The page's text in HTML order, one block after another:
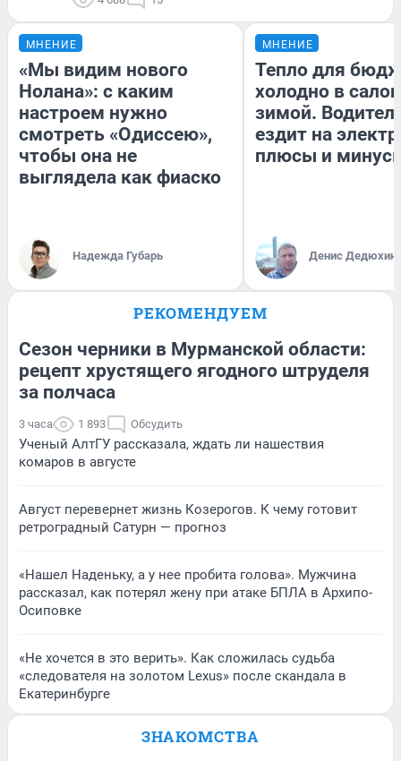
МНЕНИЕ
«Мы видим нового
Нолана»: с каким
настроем нужно
смотреть «Одиссею»,
чтобы она не
выглядела как фиаско
Надежда Губарь
МНЕНИЕ
Тепло для
холодно в
зимой.
ездит на
плюсы и
Денис Дедюхин
РЕКОМЕНДУЕМ
Сезон черники в Мурманской области:
рецепт хрустящего ягодного штруделя
за полчаса
3 часа 1 893 Обсудить
Ученый АлтГУ рассказала, ждать ли нашествия
комаров в августе
Август перевернет жизнь Козерогов. К чему готовит
ретроградный Сатурн — прогноз
«Нашел Наденьку, а у нее пробита голова». Мужчина
рассказал, как потерял жену при атаке БПЛА в Архипо-
Осиповке
«Не хочется в это верить». Как сложилась судьба
«следователя на золотом Lexus» после скандала в
Екатеринбурге
ЗНАКОМСТВА